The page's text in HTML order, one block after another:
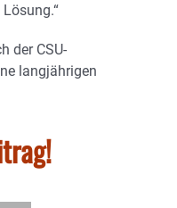
der CSU-
langjährigen